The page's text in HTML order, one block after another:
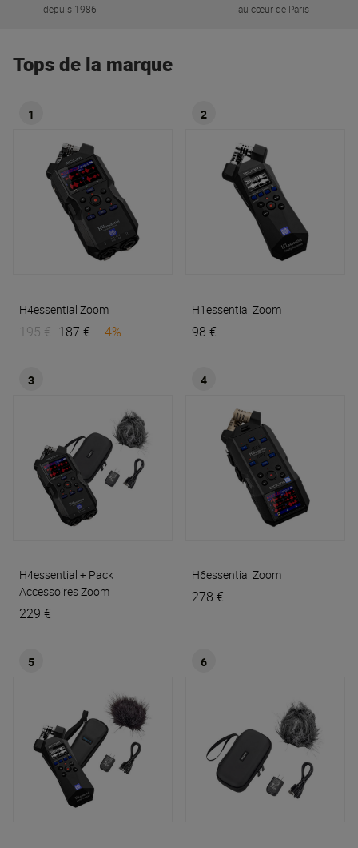
depuis 1986 au cœur de Paris
Tops de la marque
1
H4essential Zoom
195 € 187 € - 4%
2
H1essential Zoom
98 €
3
H4essential + Pack
AccessoiresZoom
229 €
4
H6essential Zoom
278 €
5 6